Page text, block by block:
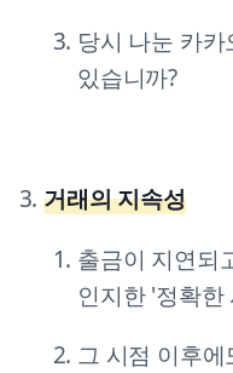
당시 나눈 카
있습니까?
거래의 지속성
출금이 지연되
인지한 '정확한
그 시점 이후